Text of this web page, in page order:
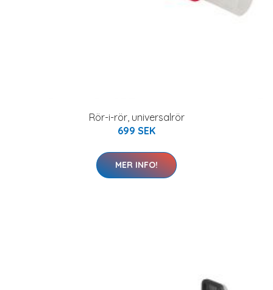
Rör-i-rör, universalrör
699 SEK
MER INFO!